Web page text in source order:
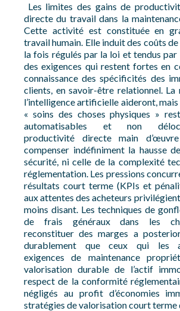
Les limites des gains de
directe du travail dans la
Cette activité est constituée en
travail humain. Elle induit des coûts de
la fois régulés par la loi et tendus par
des exigences qui restent fortes en
connaissance des spécificités des
clients, en savoir-être relationnel. La
l’intelligence artificielle aideront,
« soins des choses physiques »
automatisables et non
productivité directe main
compenser indéfiniment la hausse
sécurité, ni celle de la complexité
réglementation. Les pressions
résultats court terme (KPIs et
aux attentes des acheteurs
moins disant. Les techniques de
de frais généraux dans les
reconstituer des marges a
durablement que ceux qui les
exigences de maintenance
valorisation durable de l’actif
respect de la conformité
négligés au profit d’économies
stratégies de valorisation court terme